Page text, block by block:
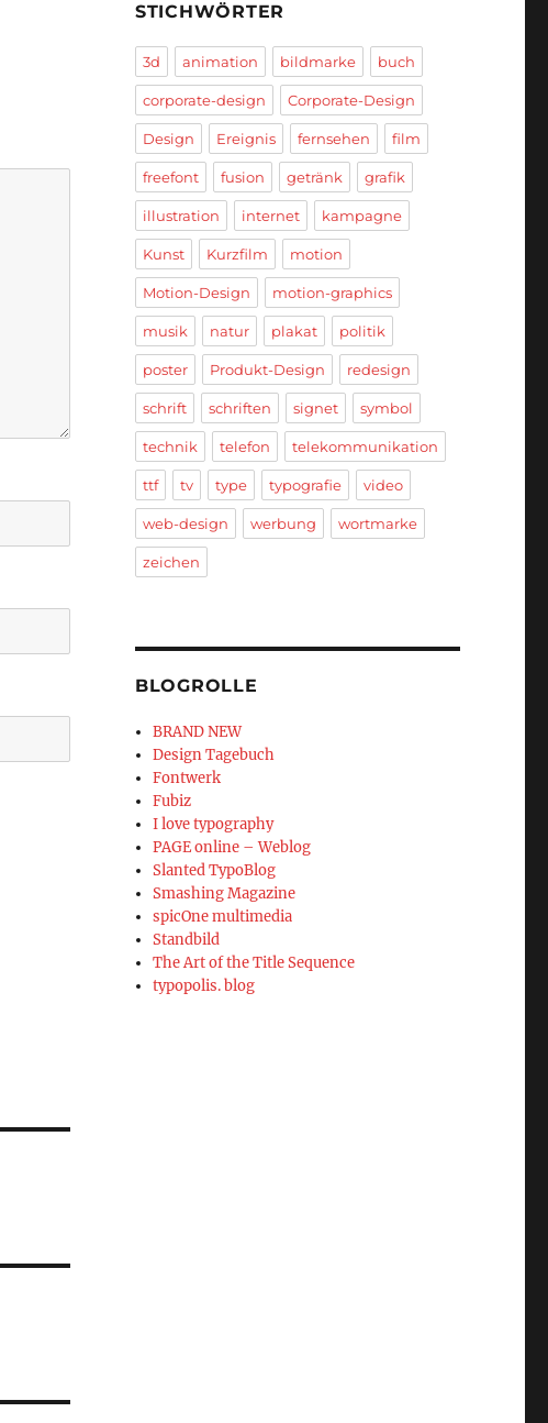
STICHWÖRTER
3d animation bildmarke buch
corporate-design Corporate-Design
Design Ereignis fernsehen film
freefont fusion getränk grafik
illustration internet kampagne
Kunst Kurzfilm motion
Motion-Design motion-graphics
musik natur plakat politik
poster Produkt-Design redesign
schrift schriften signet symbol
technik telefon telekommunikation
ttf tv type typografie video
web-design werbung wortmarke
zeichen
BLOGROLLE
BRAND NEW
Design Tagebuch
Fontwerk
Fubiz
I love typography
PAGE online – Weblog
Slanted TypoBlog
Smashing Magazine
spicOne multimedia
Standbild
The Art of the Title Sequence
typopolis. blog